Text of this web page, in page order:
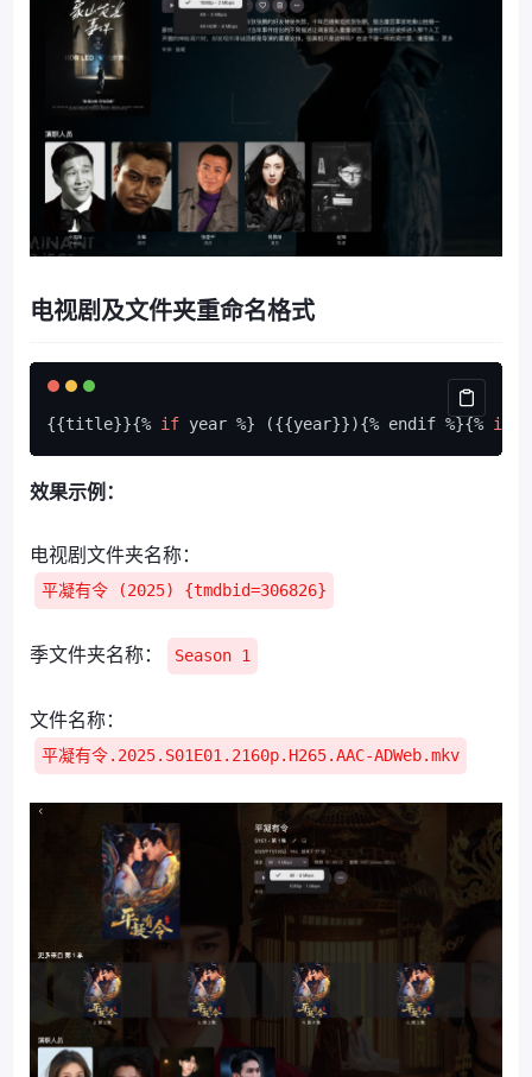
电视剧及文件夹重命名格式
{{title}}{% if year %} ({{year}}){% endif %}{% if
效果示例：
电视剧文件夹名称：
平凝有令 (2025) {tmdbid=306826}
季文件夹名称： Season 1
文件名称：
平凝有令.2025.S01E01.2160p.H265.AAC-ADWeb.mkv